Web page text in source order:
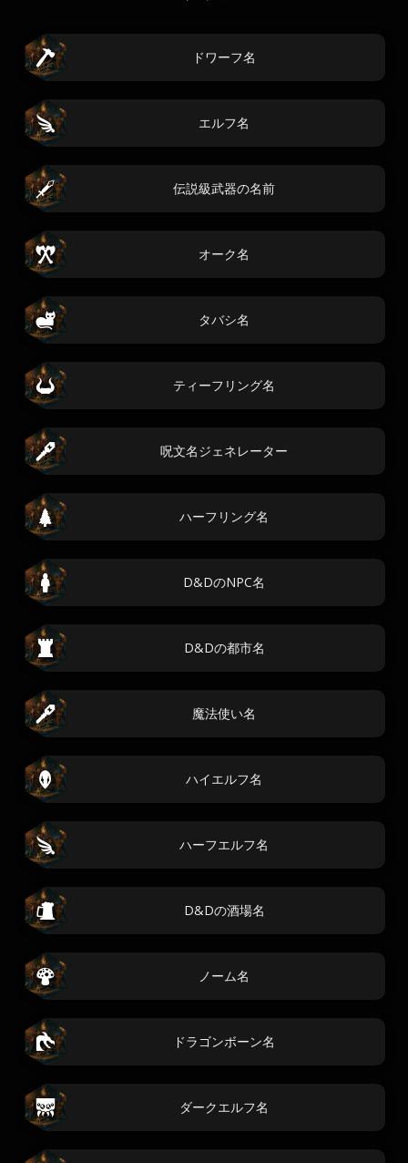
ドワーフ名
エルフ名
伝説級武器の名前
オーク名
タバシ名
ティーフリング名
呪文名ジェネレーター
ハーフリング名
D&DのNPC名
D&Dの都市名
魔法使い名
ハイエルフ名
ハーフエルフ名
D&Dの酒場名
ノーム名
ドラゴンボーン名
ダークエルフ名